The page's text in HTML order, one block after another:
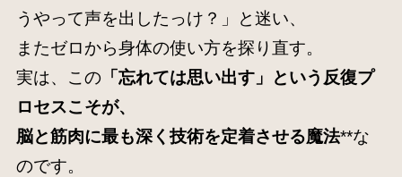
うやって声を出したっけ？」と迷い、
またゼロから身体の使い方を探り直す。
実は、この「忘れては思い出す」という反復プ
ロセスこそが、
脳と筋肉に最も深く技術を定着させる魔法**な
のです。